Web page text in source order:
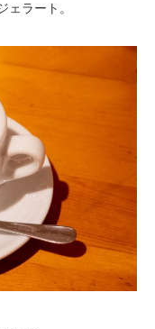
ラート。